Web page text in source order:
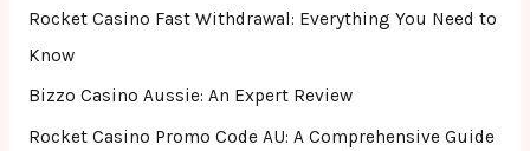
Rocket Casino Fast Withdrawal: Everything You Need to
Know
Bizzo Casino Aussie: An Expert Review
Rocket Casino Promo Code AU: A Comprehensive Guide